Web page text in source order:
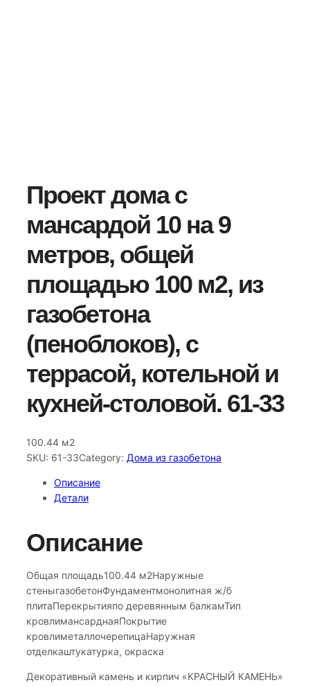
Проект дома с
мансардой 10 на 9
метров, общей
площадью 100 м2, из
газобетона
(пеноблоков), c
террасой, котельной и
кухней-столовой. 61-33
100.44 м2
SKU: 61-33Category: Дома из газобетона
Описание
Детали
Описание
Общая площадь100.44 м2Наружные
стеныгазобетонФундаментмонолитная ж/б
плитаПерекрытияпо деревянным балкамТип
кровлимансарднаяПокрытие
кровлиметаллочерепицаНаружная
отделкаштукатурка, окраска
Декоративный камень и кирпич «КРАСНЫЙ КАМЕНЬ»